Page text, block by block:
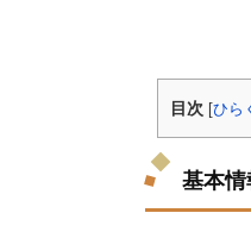
目次 [ひら
基本